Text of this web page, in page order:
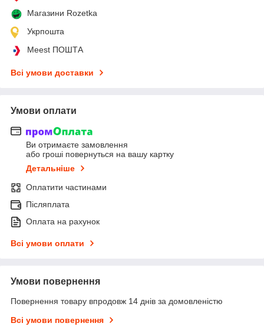
Магазини Rozetka
Укрпошта
Meest ПОШТА
Всі умови доставки
Умови оплати
Ви отримаєте замовлення
або гроші повернуться на вашу картку
Детальніше
Оплатити частинами
Післяплата
Оплата на рахунок
Всі умови оплати
Умови повернення
Повернення товару впродовж 14 днів за домовленістю
Всі умови повернення